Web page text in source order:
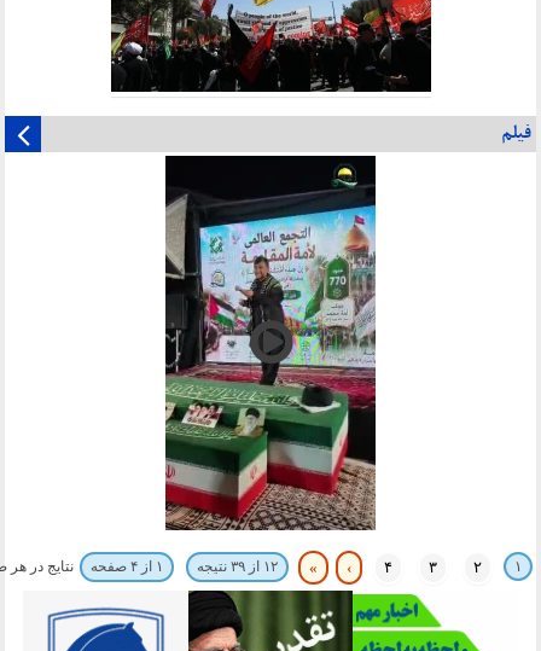
فیلم
۱ ۲ ۳ ۴ ›
» ۱۲ از ۳۹ نتیجه ۱ از ۴ صفحه نتایج در